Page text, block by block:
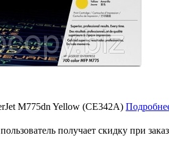
M775dn Yellow (CE342A)
получает скидку при